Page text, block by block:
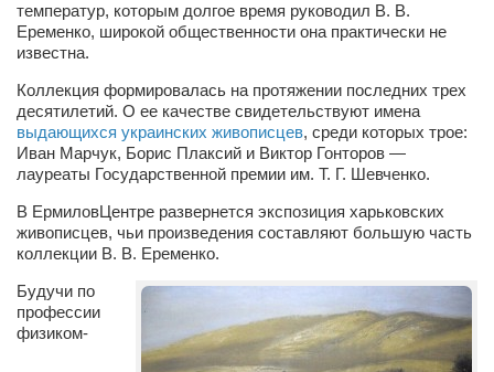
Елена Мельник
Семён Салатенко
Сергей Шепилов
Актёры
Артём Мяус
Барды
Владимир Айзенберг
температур, которым долгое время руководил В. В.
Еременко, широкой общественности она практически не
известна.
Коллекция формировалась на протяжении последних трех
десятилетий. О ее качестве свидетельствуют имена
выдающихся украинских живописцев, среди которых трое:
Иван Марчук, Борис Плаксий и Виктор Гонторов —
лауреаты Государственной премии им. Т. Г. Шевченко.
В ЕрмиловЦентре развернется экспозиция харьковских
живописцев, чьи произведения составляют большую часть
коллекции В. В. Еременко.
Будучи по
профессии
физиком-